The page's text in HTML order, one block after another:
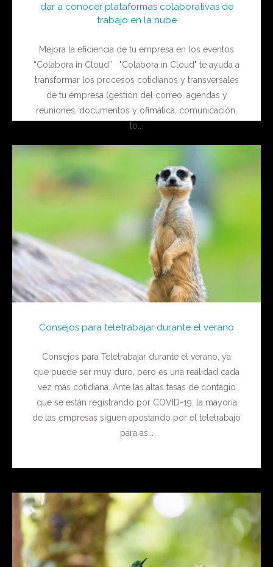
dar a conocer plataformas colaborativas de
trabajo en la nube
Mejora la eficiencia de tu empresa en los eventos
“Colabora in Cloud” "Colabora in Cloud" te ayuda a
transformar los procesos cotidianos y transversales
de tu empresa (gestión del correo, agendas y
reuniones, documentos y ofimática, comunicación,
to...
Consejos para teletrabajar durante el verano
Consejos para Teletrabajar durante el verano, ya
que puede ser muy duro, pero es una realidad cada
vez más cotidiana. Ante las altas tasas de contagio
que se están registrando por COVID-19, la mayoría
de las empresas siguen apostando por el teletrabajo
para as...